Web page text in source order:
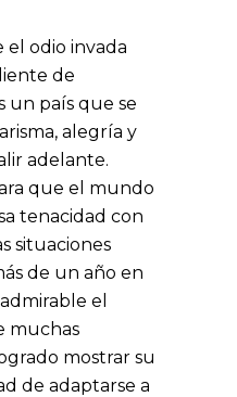
el odio invada
de
un país que se
alegría y
adelante.
que el mundo
tenacidad con
situaciones
de un año en
el
muchas
mostrar su
de adaptarse a